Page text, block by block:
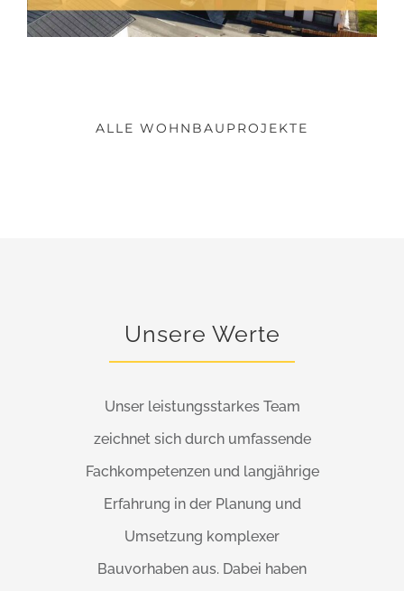
ALLE WOHNBAUPROJEKTE
Unsere Werte
Unser leistungsstarkes Team
zeichnet sich durch umfassende
Fachkompetenzen und langjährige
Erfahrung in der Planung und
Umsetzung komplexer
Bauvorhaben aus. Dabei haben